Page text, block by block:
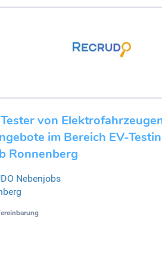
von
im Bereich EV-
Ronnenberg
Nebenjobs